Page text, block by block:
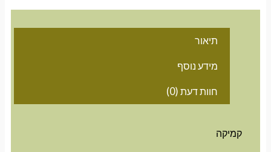
תיאור
מידע נוסף
חוות דעת (0)
קמיקה